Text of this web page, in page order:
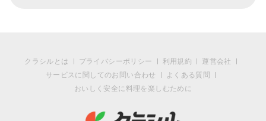
クラシルとは プライバシーポリシー 利用規約
運営会社
サービスに関してのお問い合わせ
よくある質問
おいしく安全に料理を楽しむために